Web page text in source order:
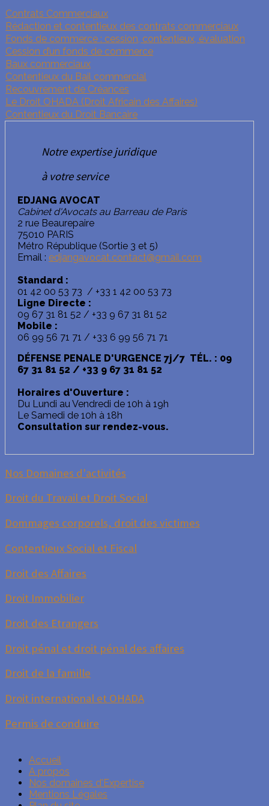
Contrats Commerciaux
Rédaction et contentieux des contrats commerciaux
Fonds de commerce : cession, contentieux, évaluation
Cession d’un fonds de commerce
Baux commerciaux
Contentieux du Bail commercial
Recouvrement de Créances
Le Droit OHADA (Droit Africain des Affaires)
Contentieux du Droit Bancaire
Notre expertise juridique
à votre service
EDJANG AVOCAT
Cabinet d'Avocats au Barreau de Paris
2 rue Beaurepaire
75010 PARIS
Métro République (Sortie 3 et 5)
Email : edjangavocat.contact@gmail.com
Standard :
01 42 00 53 73 / +33 1 42 00 53 73
Ligne Directe :
09 67 31 81 52 / +33 9 67 31 81 52
Mobile :
06 99 56 71 71 / +33 6 99 56 71 71
DÉFENSE PENALE D'URGENCE 7j/7 TÉL. : 09
67 31 81 52 / +33 9 67 31 81 52
Horaires d'Ouverture :
Du Lundi au Vendredi de 10h à 19h
Le Samedi de 10h à 18h
Consultation sur rendez-vous.
Nos Domaines d'activités
Droit du Travail et Droit Social
Dommages corporels, droit des victimes
Contentieux Social et Fiscal
Droit des Affaires
Droit Immobilier
Droit des Etrangers
Droit pénal et droit pénal des affaires
Droit de la famille
Droit international et OHADA
Permis de conduire
Accueil
A propos
Nos domaines d'Expertise
Mentions Légales